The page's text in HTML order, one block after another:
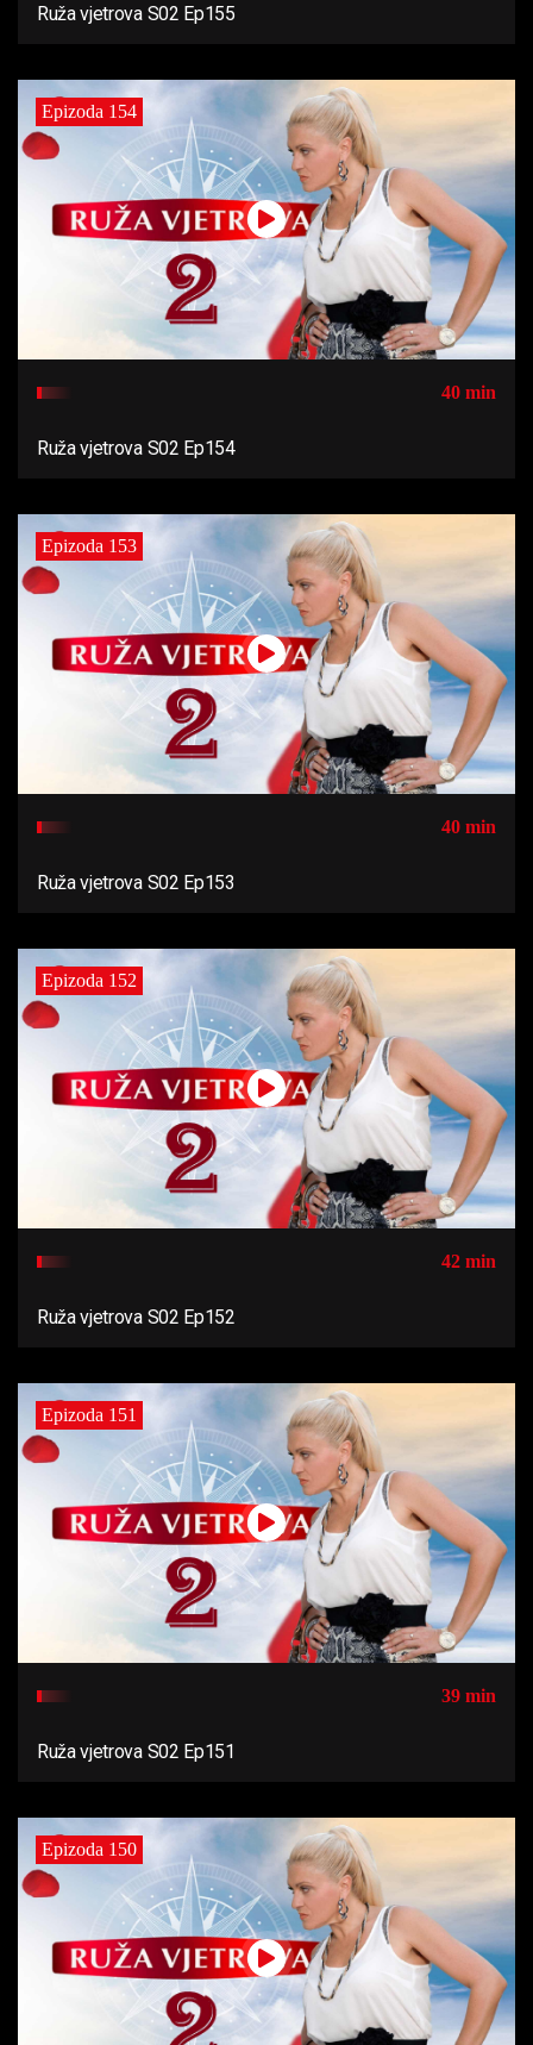
Ruža vjetrova S02 Ep155
Epizoda 154
40 min
Ruža vjetrova S02 Ep154
Epizoda 153
40 min
Ruža vjetrova S02 Ep153
Epizoda 152
42 min
Ruža vjetrova S02 Ep152
Epizoda 151
39 min
Ruža vjetrova S02 Ep151
Epizoda 150